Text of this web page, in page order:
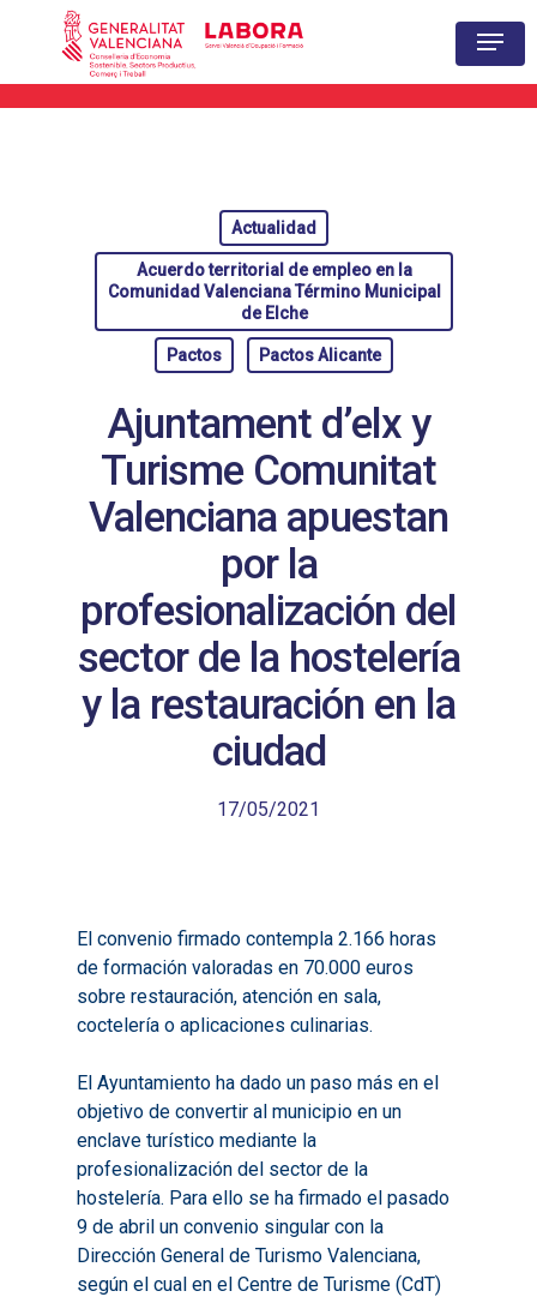
Actualidad
Acuerdo territorial de empleo en la
Comunidad Valenciana Término Municipal
de Elche
Pactos Pactos Alicante
Ajuntament d’elx y
Turisme Comunitat
Valenciana apuestan
por la
profesionalización del
sector de la hostelería
y la restauración en la
ciudad
17/05/2021
El convenio firmado contempla 2.166 horas
de formación valoradas en 70.000 euros
sobre restauración, atención en sala,
coctelería o aplicaciones culinarias.
El Ayuntamiento ha dado un paso más en el
objetivo de convertir al municipio en un
enclave turístico mediante la
profesionalización del sector de la
hostelería. Para ello se ha firmado el pasado
9 de abril un convenio singular con la
Dirección General de Turismo Valenciana,
según el cual en el Centre de Turisme (CdT)